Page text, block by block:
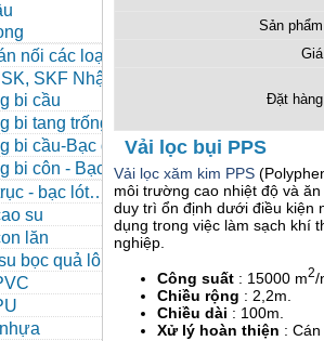
nối các loại
SKF Nhật
bi cầu
bi tang trống tự
bi cầu-Bạc đạn
bi côn - Bạc
- bạc lót
su
lăn
bọc quả lô
Sản phẩm
Giá
Đặt hàng
Vải lọc bụi PPS
Vải lọc xăm kim PPS
môi trường cao nhiệt độ và
duy trì ổn định dưới điều kiện
dụng trong việc làm sạch khí
nghiệp.
Công suất : 15000 m2/
Chiều rộng : 2,2m.
Chiều dài : 100m.
Xử lý hoàn thiện :